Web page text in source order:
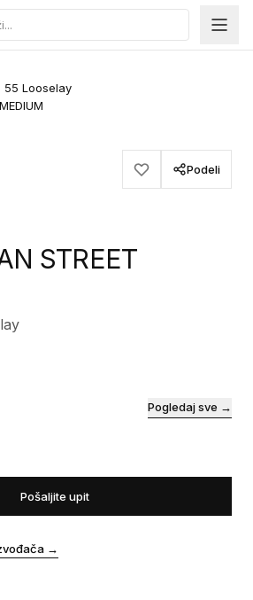
55 Looselay
Podeli
STREET
Pogledaj sve →
Pošaljite upit
→